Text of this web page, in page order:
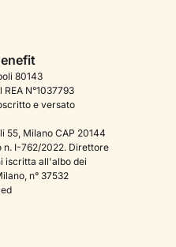
mentale
80143
N°1037793
e versato
55, Milano CAP 20144
n. I-762/2022. Direttore
iscritta all'albo dei
n° 37532